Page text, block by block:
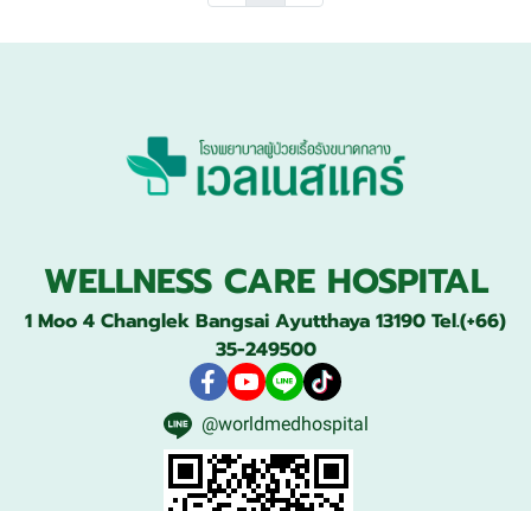
WELLNESS CARE HOSPITAL
1 Moo 4 Changlek Bangsai Ayutthaya 13190 Tel.(+66)
35-249500
@worldmedhospital